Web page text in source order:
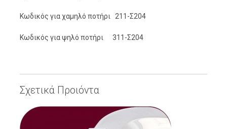
Κωδικός για χαμηλό ποτήρι 211-Σ204
Κωδικός για ψηλό ποτήρι 311-Σ204
Σχετικά Προιόντα